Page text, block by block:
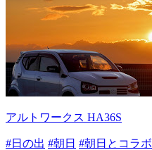
アルトワークス HA36S
#日の出 #朝日 #朝日とコラボ